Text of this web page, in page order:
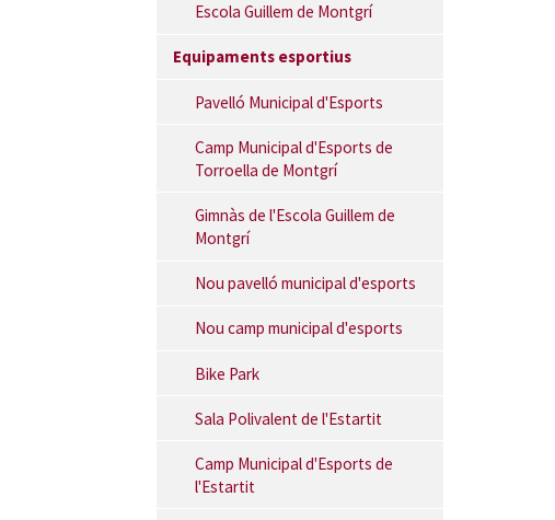
Escola Guillem de Montgrí
Equipaments esportius
Pavelló Municipal d'Esports
Camp Municipal d'Esports de
Torroella de Montgrí
Gimnàs de l'Escola Guillem de
Montgrí
Nou pavelló municipal d'esports
Nou camp municipal d'esports
Bike Park
Sala Polivalent de l'Estartit
Camp Municipal d'Esports de
l'Estartit